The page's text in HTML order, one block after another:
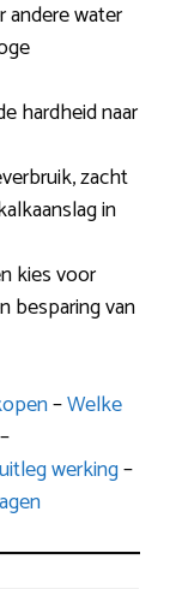
andere water
hardheid naar
zacht
in
kies voor
besparing van
–Welke
–
werking–